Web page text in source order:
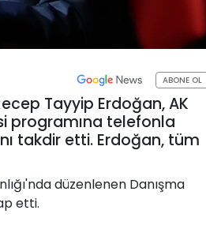
ABONE OL
Tayyip Erdoğan, AK
programına telefonla
takdir etti. Erdoğan, tüm
düzenlenen Danışma
etti.